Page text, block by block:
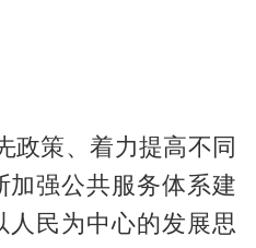
政策、着力提高不同
加强公共服务体系建
民为中心的发展思